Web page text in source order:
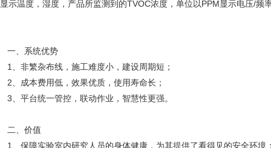
显示温度，湿度，产品所监测到的TVOC浓度，单位以PPM显示电压/频
一、系统优势
1、非繁杂布线，施工难度小，建设周期短；
2、成本费用低，效果优质，使用寿命长；
3、平台统一管控，联动作业，智慧性更强。
二、价值
1、保障实验室内研究人员的身体健康，为其提供了看得见的安全环境